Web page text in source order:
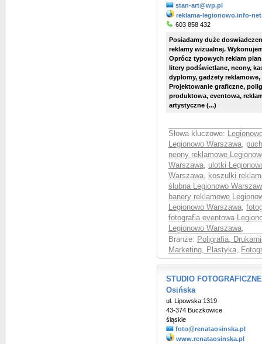
stan-art@wp.pl
reklama-legionowo.info-
603 858 432
Posiadamy duże
reklamy wizualnej.
Oprócz typowych reklam
litery podświetlane, neony,
dyplomy, gadżety
Projektowanie graficzne,
produktowa, eventowa,
artystyczne (...)
Słowa kluczowe:
Legionowo Warszawa,
neony reklamowe
Warszawa, ulotki
Warszawa, koszulki
ślubna Legionowo
banery reklamowe
Legionowo Warszawa,
fotografia eventowa
Legionowo Warszawa,
Branże: Poligrafia,
Marketing, Plastyka,
STUDIO
Osińska
ul. Lipowska 1319
43-374 Buczkowice
śląskie
foto@renataosinska.pl
www.renataosinska.pl